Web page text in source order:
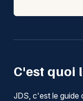
C'est quoi
JDS, c'est le guide